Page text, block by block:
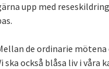
upp med
de ordinarie
ska också blåsa liv i våra